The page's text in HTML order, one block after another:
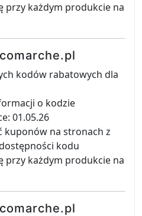
przy każdym produkcie na
kodów rabatowych dla
o kodzie
01.05.26
kuponów na stronach z
kodu
przy każdym produkcie na